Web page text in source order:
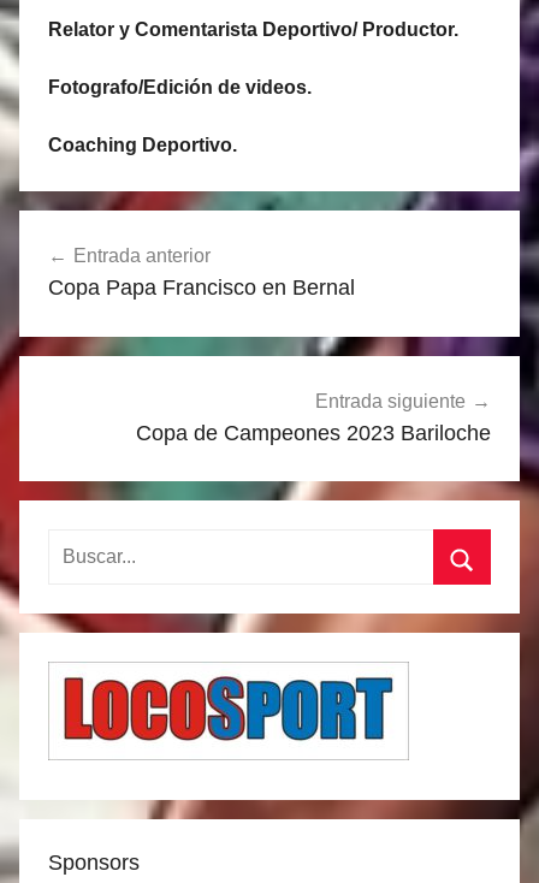
Relator y Comentarista Deportivo/ Productor.
Fotografo/Edición de videos.
Coaching Deportivo.
de
Entrada anterior
Copa Papa Francisco en Bernal
Entrada siguiente
Copa de Campeones 2023 Bariloche
Buscar:
Sponsors